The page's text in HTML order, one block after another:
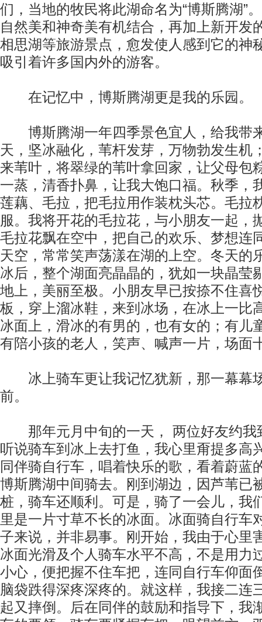
们，当地的牧民将此湖命名为“博斯腾湖”
自然美和神奇美有机结合，再加上新开发
相思湖等旅游景点，愈发使人感到它的神
吸引着许多国内外的游客。
在记忆中，博斯腾湖更是我的乐园。
博斯腾湖一年四季景色宜人，给我带
天，坚冰融化，苇杆发芽，万物勃发生机
来苇叶，将翠绿的苇叶拿回家，让父母包
一蒸，清香扑鼻，让我大饱口福。秋季，
莲藕、毛拉，把毛拉用作装枕头芯。毛拉
服。我将开花的毛拉花，与小朋友一起，
毛拉花飘在空中，把自己的欢乐、梦想连
天空，常常笑声荡漾在湖的上空。冬天的
冰后，整个湖面亮晶晶的，犹如一块晶莹
地上，美丽至极。小朋友早已按捺不住喜
板，穿上溜冰鞋，来到冰场，在冰上一比
冰面上，滑冰的有男的，也有女的；有儿
有陪小孩的老人，笑声、喊声一片，场面
冰上骑车更让我记忆犹新，那一幕幕
前。
那年元月中旬的一天， 两位好友约我
听说骑车到冰上去打鱼，我心里甭提多高
同伴骑自行车，唱着快乐的歌，看着蔚蓝
博斯腾湖中间骑去。刚到湖边，因芦苇已
桩，骑车还顺利。可是，骑了一会儿，我
里是一片寸草不长的冰面。冰面骑自行车
子来说，并非易事。刚开始，我由于心里
冰面光滑及个人骑车水平不高，不是用力
小心，便把握不住车把，连同自行车仰面
脑袋跌得深疼深疼的。就这样，我接二连
起又摔倒。后在同伴的鼓励和指导下，我